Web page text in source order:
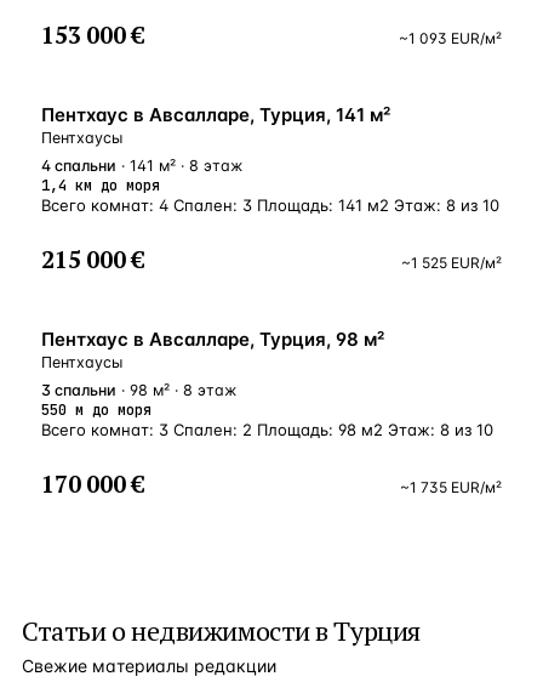
153 000 € ~1 093 EUR/м²
БЛИЗКО К МОРЮ
Пентхаус в Авсалларе, Турция, 141 м²
Пентхаусы
4 спальни · 141 м² · 8 этаж
1,4 км до моря
Всего комнат: 4 Спален: 3 Площадь: 141 м2 Этаж: 8 из 10
215 000 € ~1 525 EUR/м²
БЛИЗКО К МОРЮ
Пентхаус в Авсалларе, Турция, 98 м²
Пентхаусы
3 спальни · 98 м² · 8 этаж
550 м до моря
Всего комнат: 3 Спален: 2 Площадь: 98 м2 Этаж: 8 из 10
170 000 € ~1 735 EUR/м²
Статьи онедвижимости в Турция
Свежие материалы редакции